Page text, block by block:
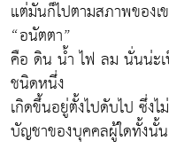
แต่มันก็ไปตามสภาพของเ
“อนัตตา”
คือ ดิน น้ำ ไฟ ลม นั่นน่ะ
ชนิดหนึ่ง
เกิดขึ้นอยู่ตั้งไปดับไป ซึ่ง
บัญชาของบุคคลผู้ใดทั้งนั้น